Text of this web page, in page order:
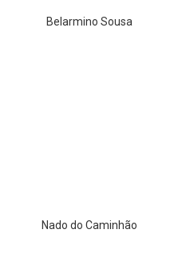
Belarmino Sousa
Nado do Caminhão